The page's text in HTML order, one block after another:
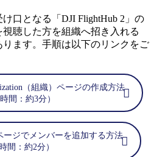
口となる「DJI FlightHub 2」の
聴した方を組織へ招き入れる
ります。手順は以下のリンクをご
（組織）ページの作成方法
間：約3分）
ージでメンバーを追加する方法
間：約2分）